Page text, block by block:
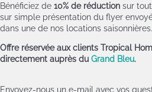
Bénéficiez de 10% de réduction sur
sur simple présentation du flyer
dans une de nos locations saisonnières.
Offre réservée aux clients Tropical
directement auprès du Grand Bleu.
Envoyez-nous un e-mail avec vos